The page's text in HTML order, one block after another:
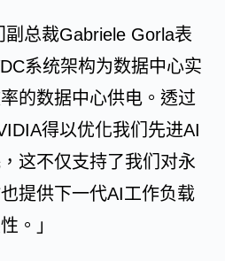
总裁Gabriele Gorla表
系统架构为数据中心实
的数据中心供电。透过
得以优化我们先进AI
这不仅支持了我们对永
提供下一代AI工作负载
。」